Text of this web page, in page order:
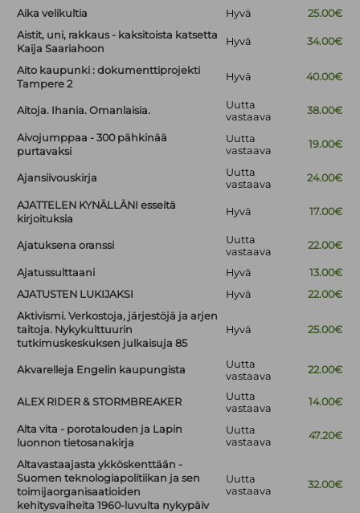
Aika velikultia Hyvä
25.00€
Aistit, uni, rakkaus - kaksitoista katsetta
Kaija Saariahoon
Hyvä 34.00€
Aito kaupunki : dokumenttiprojekti
Tampere 2
Hyvä 40.00€
Aitoja. Ihania. Omanlaisia.
Uutta
vastaava
38.00€
Aivojumppaa - 300 pähkinää
purtavaksi
Uutta
vastaava
19.00€
Ajansiivouskirja
Uutta
vastaava
24.00€
AJATTELEN KYNÄLLÄNI esseitä
kirjoituksia
Hyvä 17.00€
Ajatuksena oranssi
Uutta
vastaava
22.00€
Ajatussulttaani Hyvä
13.00€
AJATUSTEN LUKIJAKSI
Hyvä
22.00€
Aktivismi. Verkostoja, järjestöjä ja arjen
taitoja. Nykykulttuurin
tutkimuskeskuksen julkaisuja 85
Hyvä 25.00€
Akvarelleja Engelin kaupungista
Uutta
vastaava
22.00€
ALEX RIDER & STORMBREAKER
Uutta
vastaava
14.00€
Alta vita - porotalouden ja Lapin
luonnon tietosanakirja
Uutta
vastaava
47.20€
Altavastaajasta ykköskenttään -
Suomen teknologiapolitiikan ja sen
toimijaorganisaatioiden
kehitysvaiheita 1960-luvulta nykypäiv
Uutta
vastaava
32.00€